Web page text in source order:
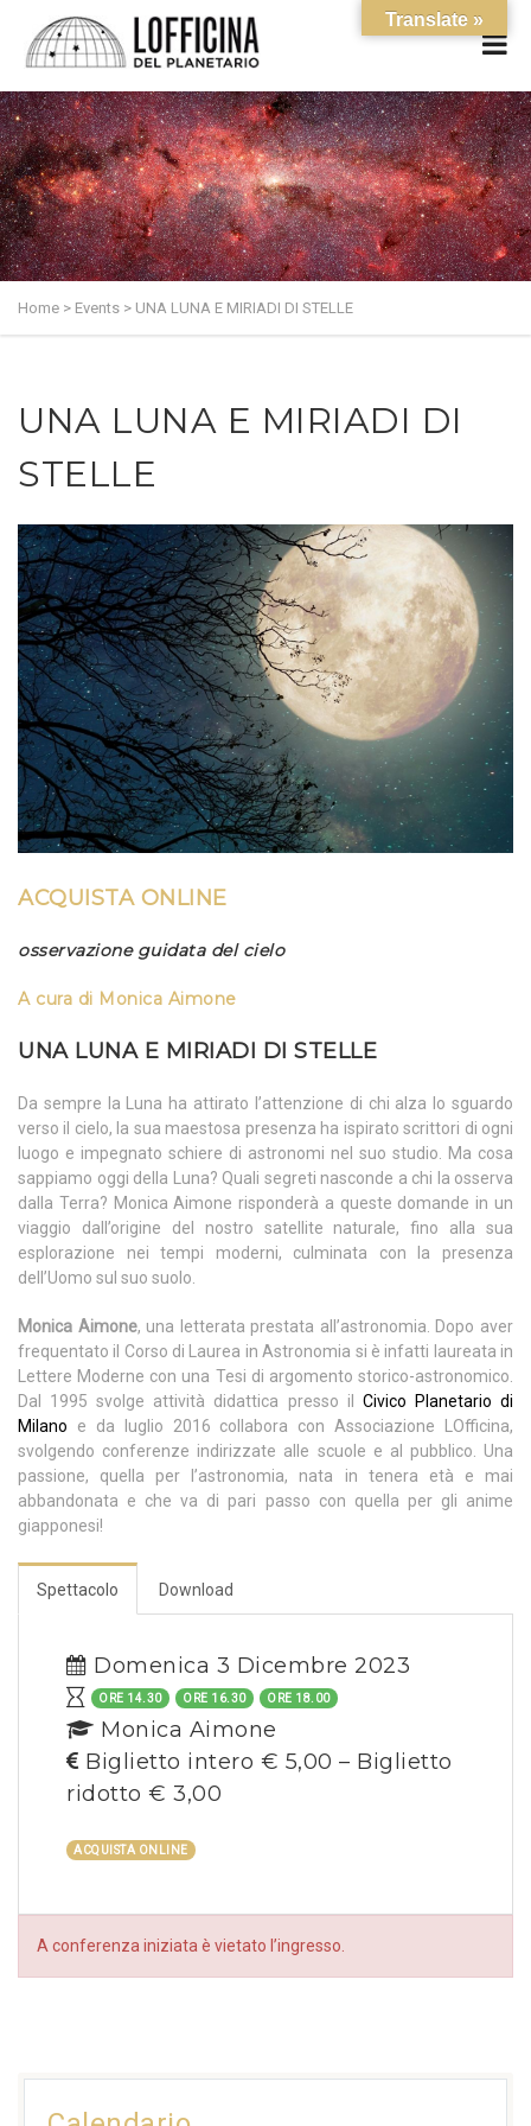
Home > Events > UNA LUNA E MIRIADI DI STELLE
UNA LUNA E MIRIADI DI
STELLE
ACQUISTA ONLINE
osservazione guidata del cielo
A cura di Monica Aimone
UNA LUNA E MIRIADI DI STELLE
Da sempre la Luna ha attirato l’attenzione di chi alza lo sguardo
verso il cielo, la sua maestosa presenza ha ispirato scrittori di ogni
luogo e impegnato schiere di astronomi nel suo studio. Ma cosa
sappiamo oggi della Luna? Quali segreti nasconde a chi la osserva
dalla Terra? Monica Aimone risponderà a queste domande in un
viaggio dall’origine del nostro satellite naturale, fino alla sua
esplorazione nei tempi moderni, culminata con la presenza
dell’Uomo sul suo suolo.
Monica Aimone, una letterata prestata all’astronomia. Dopo aver
frequentato il Corso di Laurea in Astronomia si è infatti laureata in
Lettere Moderne con una Tesi di argomento storico-astronomico.
Dal 1995 svolge attività didattica presso il Civico Planetario di
Milano e da luglio 2016 collabora con Associazione LOfficina,
svolgendo conferenze indirizzate alle scuole e al pubblico. Una
passione, quella per l’astronomia, nata in tenera età e mai
abbandonata e che va di pari passo con quella per gli anime
giapponesi!
Spettacolo Download
Domenica 3 Dicembre 2023
ORE 14.30 ORE 16.30 ORE 18.00
Monica Aimone
Biglietto intero € 5,00 – Biglietto
ridotto € 3,00
ACQUISTA ONLINE
A conferenza iniziata è vietato l’ingresso.
Translate »